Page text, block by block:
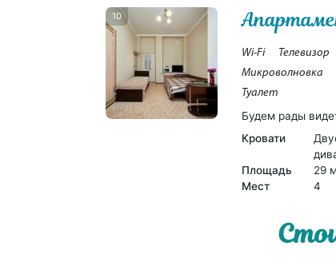
10
Wi-Fi Телевизор
Микроволновка
Туалет
Будем рады
Кровати
Площадь
29
Мест 4